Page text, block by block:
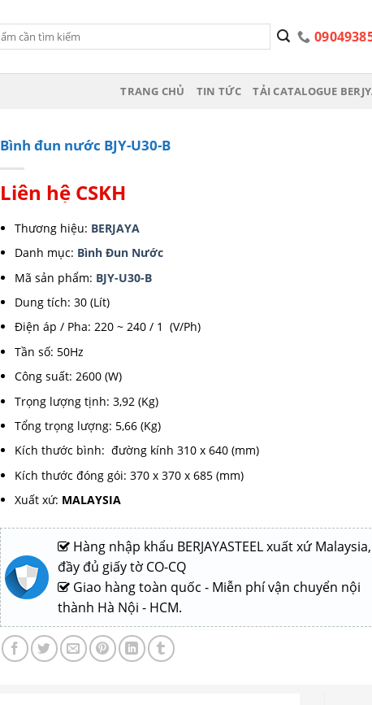
TRANG CHỦ TIN TỨC TẢI CATALOGUE
Bình đun nước BJY-U30-B
Liên hệ CSKH
Thương hiệu: BERJAYA
Danh mục: Bình Đun Nước
Mã sản phẩm: BJY-U30-B
Dung tích: 30 (Lít)
Điện áp / Pha: 220 ~ 240 / 1 (V/Ph)
Tần số: 50Hz
Công suất: 2600 (W)
Trọng lượng tịnh: 3,92 (Kg)
Tổng trọng lượng: 5,66 (Kg)
Kích thước bình: đường kính 310 x 640 (mm)
Kích thước đóng gói: 370 x 370 x 685 (mm)
Xuất xứ: MALAYSIA
Hàng nhập khẩu BERJAYASTEEL xuất xứ Malaysia,
đầy đủ giấy tờ CO-CQ
Giao hàng toàn quốc - Miễn phí vận chuyển nội
thành Hà Nội - HCM.